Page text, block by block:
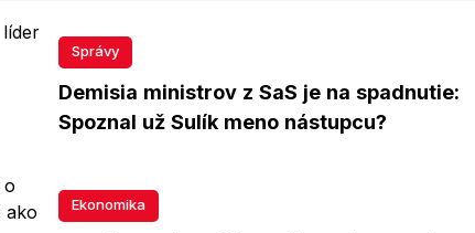
Správy
Demisia ministrov z SaS je na spadnutie:
Spoznal už Sulík meno nástupcu?
Ekonomika